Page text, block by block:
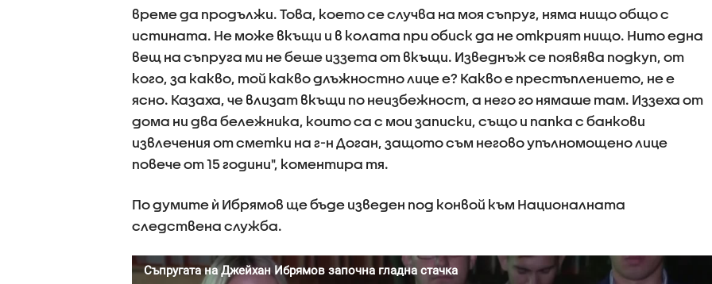
време да продължи. Това, което се случва на моя съпруг, няма нищо общо с
истината. Не може вкъщи и в колата при обиск да не открият нищо. Нито една
вещ на съпруга ми не беше иззета от вкъщи. Изведнъж се появява подкуп, от
кого, за какво, той какво длъжностно лице е? Какво е престъплението, не е
ясно. Казаха, че влизат вкъщи по неизбежност, а него го нямаше там. Иззеха от
дома ни два бележника, които са с мои записки, също и папка с банкови
извлечения от сметки на г-н Доган, защото съм негово упълномощено лице
повече от 15 години", коментира тя.
По думите ѝ Ибрямов ще бъде изведен под конвой към Националната
следствена служба.